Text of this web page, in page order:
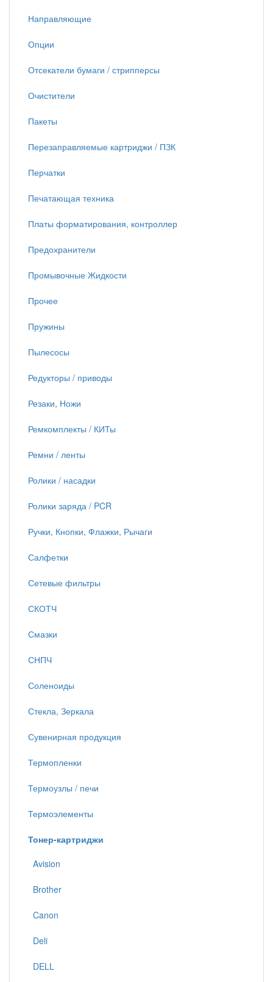
Направляющие
Опции
Отсекатели бумаги / стрипперсы
Очистители
Пакеты
Перезаправляемые картриджи / ПЗК
Перчатки
Печатающая техника
Платы форматирования, контроллер
Предохранители
Промывочные Жидкости
Прочее
Пружины
Пылесосы
Редукторы / приводы
Резаки, Ножи
Ремкомплекты / КИТы
Ремни / ленты
Ролики / насадки
Ролики заряда / PCR
Ручки, Кнопки, Флажки, Рычаги
Салфетки
Сетевые фильтры
СКОТЧ
Смазки
СНПЧ
Соленоиды
Стекла, Зеркала
Сувенирная продукция
Термопленки
Термоузлы / печи
Термоэлементы
Тонер-картриджи
Avision
Brother
Canon
Deli
DELL